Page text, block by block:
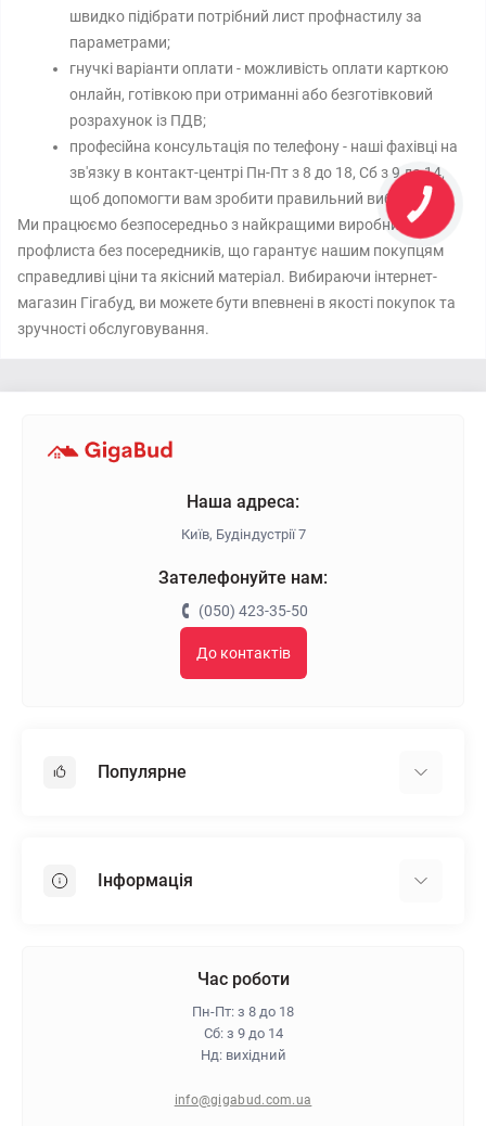
швидко підібрати потрібний лист профнастилу за
параметрами;
гнучкі варіанти оплати - можливість оплати карткою
онлайн, готівкою при отриманні або безготівковий
розрахунок із ПДВ;
професійна консультація по телефону - наші фахівці на
зв'язку в контакт-центрі Пн-Пт з 8 до 18, Сб з 9 до 14,
щоб допомогти вам зробити правильний вибір.
Ми працюємо безпосередньо з найкращими виробниками
профлиста без посередників, що гарантує нашим покупцям
справедливі ціни та якісний матеріал. Вибираючи інтернет-
магазин Гігабуд, ви можете бути впевнені в якості покупок та
зручності обслуговування.
Наша адреса:
Київ, Будіндустрії 7
Зателефонуйте нам:
(050) 423-35-50
До контактів
Популярне
Пінопласт
Інформація
Гарантія та повернення
Політика конфіденційності
Час роботи
Пн-Пт: з 8 до 18
Сб: з 9 до 14
Нд: вихідний
info@gigabud.com.ua